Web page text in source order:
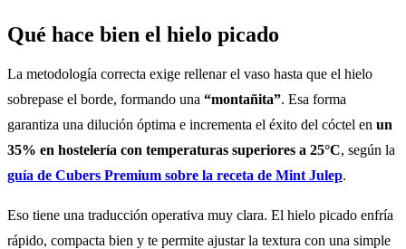
Qué hace bien el hielo picado
La metodología correcta exige rellenar el vaso hasta que el hielo
sobrepase el borde, formando una “montañita”. Esa forma
garantiza una dilución óptima e incrementa el éxito del cóctel en un
35% en hostelería con temperaturas superiores a 25°C, según la
guía de Cubers Premium sobre la receta de Mint Julep.
Eso tiene una traducción operativa muy clara. El hielo picado enfría
rápido, compacta bien y te permite ajustar la textura con una simple